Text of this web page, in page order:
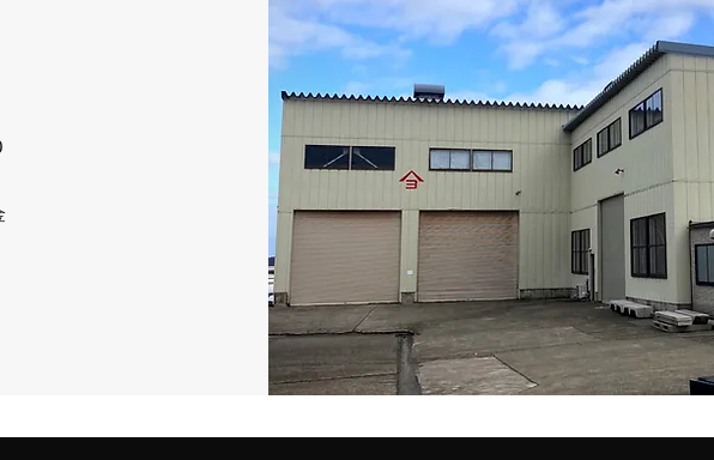
クイックビュー
BLOOD ORANGE MT BOLT
GRINDTAINER 1 1/2
価格
￥715
クイックビュー
MAGICAL MOSH KNAPSACK
価格
￥8,250
クイックビュー
VANS SKATE KIDS ROWAN
価格
￥8,800
クイックビュー
VANS SKATE KIDS KYLE
WALKER
クイックビュー
SIDEWAY CERAMIC BEARINGS
￥17,600
クイックビュー
INDEPENDENT ST11 HOLLOW
159
クイックビュー
MAGICAL MOSH BACK PACK
￥12,650
クイックビュー
MxMxM WORKERS CAP
価格
￥7,920